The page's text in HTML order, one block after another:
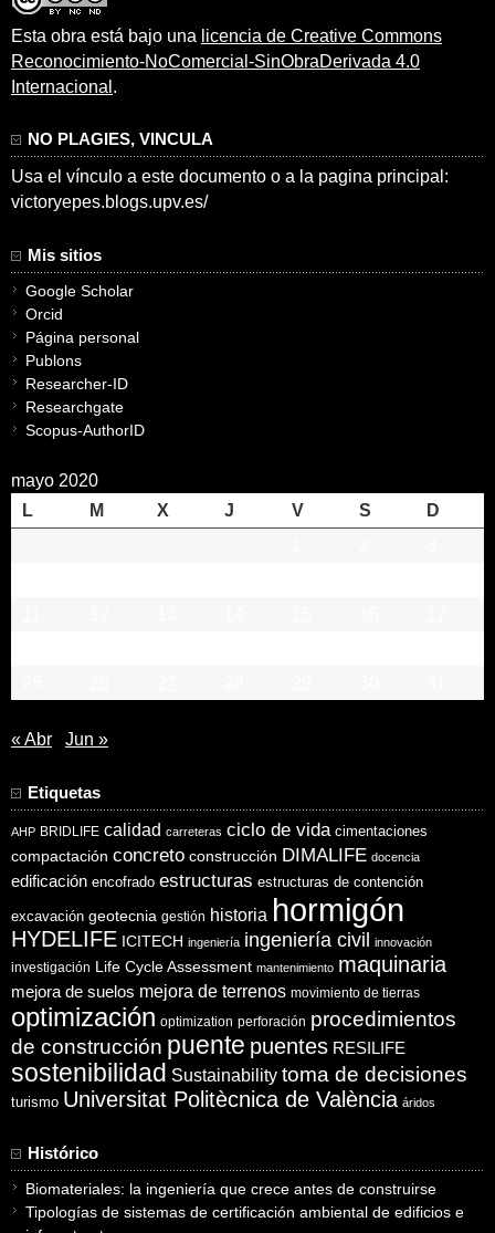
Esta obra está bajo una licencia de Creative Commons
Reconocimiento-NoComercial-SinObraDerivada 4.0
Internacional .
NO PLAGIES, VINCULA
Usa el vínculo a este documento o a la pagina principal:
victoryepes.blogs.upv.es/
Mis sitios
Google Scholar
Orcid
Página personal
Publons
Researcher-ID
Researchgate
Scopus-AuthorID
mayo 2020
L
M X J V S
D
« Abr Jun »
Etiquetas
AHP BRIDLIFE calidad carreteras ciclo de vida cimentaciones
compactación concreto construcción DIMALIFE docencia
edificación encofrado estructuras estructuras de contención
excavación geotecnia gestión historia hormigón
HYDELIFE ICITECH ingeniería ingeniería civil innovación
investigación Life Cycle Assessment mantenimiento maquinaria
mejora de suelos mejora de terrenos movimiento de tierras
optimización optimization perforación procedimientos
de construcción puente puentes RESILIFE
sostenibilidad Sustainability toma de decisiones
turismo Universitat Politècnica de València áridos
Histórico
Biomateriales: la ingeniería que crece antes de construirse
Tipologías de sistemas de certificación ambiental de edificios e